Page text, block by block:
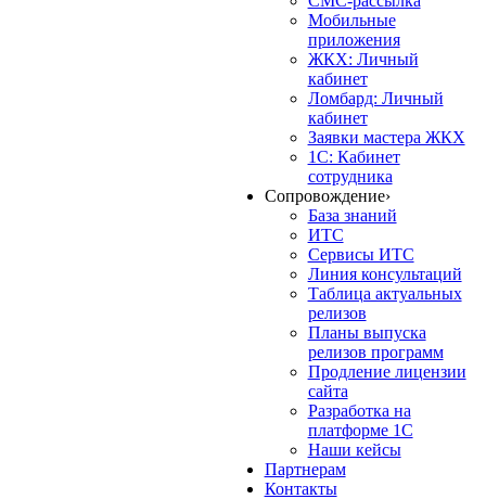
Мобильные
приложения
ЖКХ: Личный
кабинет
Ломбард: Личный
кабинет
Заявки мастера ЖКХ
1С: Кабинет
сотрудника
Сопровождение›
База знаний
ИТС
Сервисы ИТС
Линия консультаций
Таблица актуальных
релизов
Планы выпуска
релизов программ
Продление лицензии
сайта
Разработка на
платформе 1С
Наши кейсы
Партнерам
Контакты